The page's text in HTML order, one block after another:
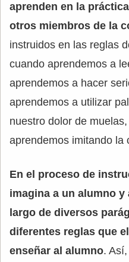
aprenden en la
otros miembros de la
instruidos en las reglas
cuando aprendemos a
aprendemos a hacer
aprendemos a utilizar
nuestro dolor de
aprendemos imitando la
En el proceso de
imagina a un alumno
largo de diversos
diferentes reglas que
enseñar al alumno.